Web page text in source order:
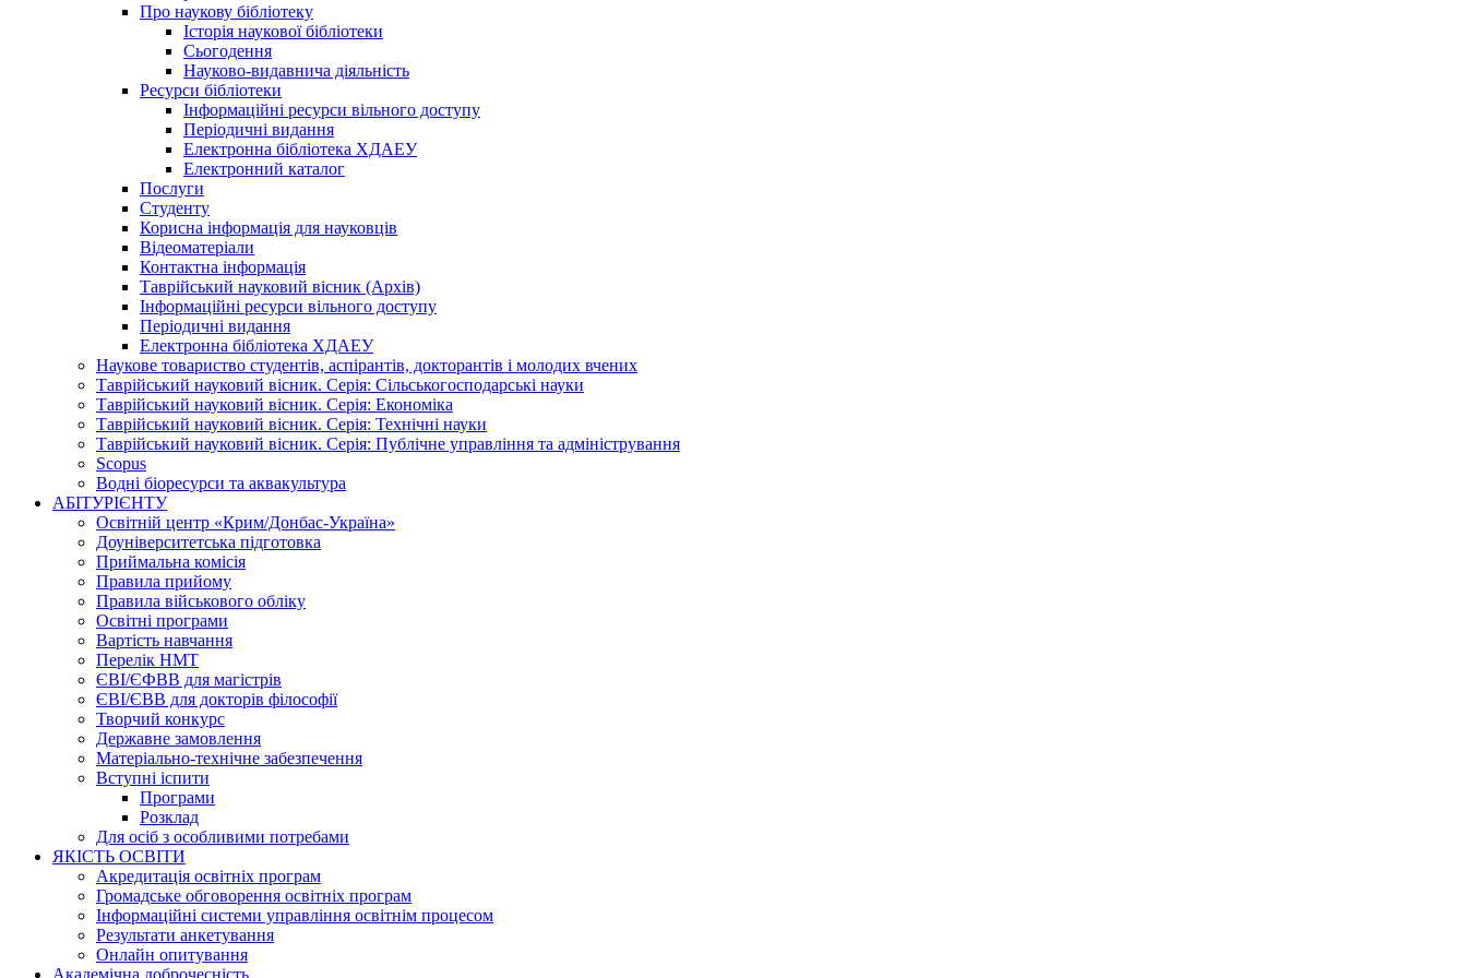
Про наукову бібліотеку
Історія наукової бібліотеки
Сьогодення
Науково-видавнича діяльність
Ресурси бібліотеки
Інформаційні ресурси вільного доступу
Періодичні видання
Електронна бібліотека ХДАЕУ
Електронний каталог
Послуги
Студенту
Корисна інформація для науковців
Відеоматеріали
Контактна інформація
Таврійський науковий вісник (Архів)
Інформаційні ресурси вільного доступу
Періодичні видання
Електронна бібліотека ХДАЕУ
Наукове товариство студентів, аспірантів, докторантів і молодих вчених
Таврійський науковий вісник. Серія: Сільськогосподарські науки
Таврійський науковий вісник. Серія: Економіка
Таврійський науковий вісник. Серія: Технічні науки
Таврійський науковий вісник. Серія: Публічне управління та адміністрування
Scopus
Водні біоресурси та аквакультура
АБІТУРІЄНТУ
Освітній центр «Крим/Донбас-Україна»
Доуніверситетська підготовка
Приймальна комісія
Правила прийому
Правила військового обліку
Освітні програми
Вартість навчання
Перелік НМТ
ЄВІ/ЄФВВ для магістрів
ЄВІ/ЄВВ для докторів філософії
Творчий конкурс
Державне замовлення
Матеріально-технічне забезпечення
Вступні іспити
Програми
Розклад
Для осіб з особливими потребами
ЯКІСТЬ ОСВІТИ
Акредитація освітніх програм
Громадське обговорення освітніх програм
Інформаційні системи управління освітнім процесом
Результати анкетування
Онлайн опитування
Академічна доброчесність